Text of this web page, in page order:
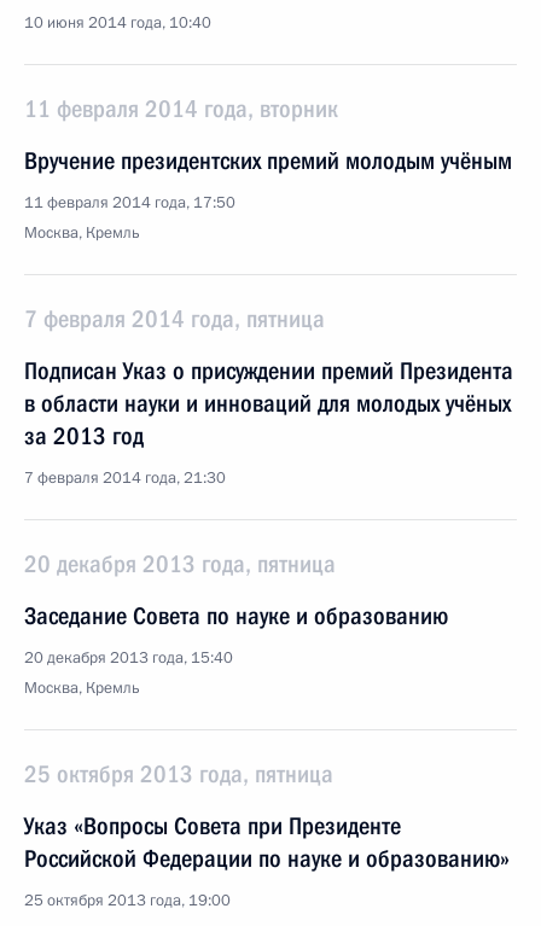
10 июня 2014 года, 10:40
11 февраля 2014 года, вторник
Вручение президентских премий молодым учёным
11 февраля 2014 года, 17:50
Москва, Кремль
7 февраля 2014 года, пятница
Подписан Указ о присуждении премий Президента
в области науки и инноваций для молодых учёных
за 2013 год
7 февраля 2014 года, 21:30
20 декабря 2013 года, пятница
Заседание Совета по науке и образованию
20 декабря 2013 года, 15:40
Москва, Кремль
25 октября 2013 года, пятница
Указ «Вопросы Совета при Президенте
Российской Федерации по науке и образованию»
25 октября 2013 года, 19:00